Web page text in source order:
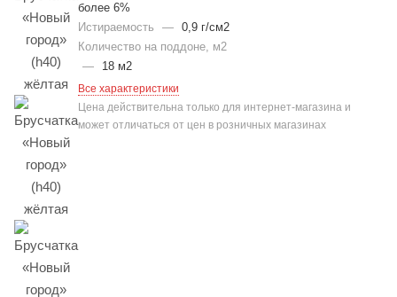
более 6%
Истираемость
— 0,9 г/см2
Количество на поддоне, м2
—
18 м2
Все характеристики
Цена действительна только для интернет-магазина и
может отличаться от цен в розничных магазинах